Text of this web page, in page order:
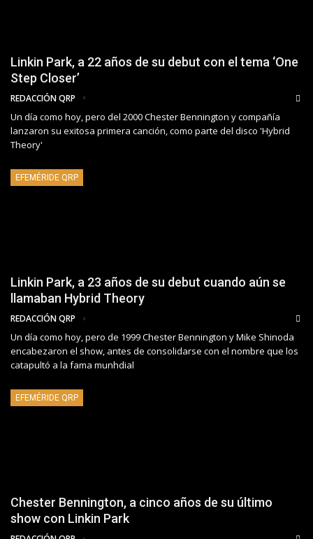
Linkin Park, a 22 años de su debut con el tema ‘One
Step Closer’
REDACCIÓN QRP
Un día como hoy, pero del 2000 Chester Bennington y compañía
lanzaron su exitosa primera canción, como parte del disco 'Hybrid
Theory'
EFEMÉRIDE QRP
Linkin Park, a 23 años de su debut cuando aún se
llamaban Hybrid Theory
REDACCIÓN QRP
Un día como hoy, pero de 1999 Chester Bennington y Mike Shinoda
encabezaron el show, antes de consolidarse con el nombre que los
catapultó a la fama munhdial
EFEMÉRIDE QRP
Chester Bennington, a cinco años de su último
show con Linkin Park